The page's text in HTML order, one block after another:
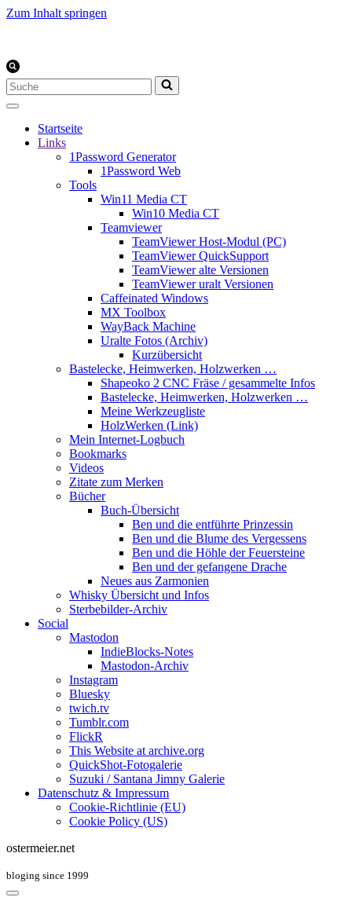
Zum Inhalt springen
Suchen
nach …
Startseite
Links
1Password Generator
1Password Web
Tools
Win11 Media CT
Win10 Media CT
Teamviewer
TeamViewer Host-Modul (PC)
TeamViewer QuickSupport
TeamViewer alte Versionen
TeamViewer uralt Versionen
Caffeinated Windows
MX Toolbox
WayBack Machine
Uralte Fotos (Archiv)
Kurzübersicht
Bastelecke, Heimwerken, Holzwerken …
Shapeoko 2 CNC Fräse / gesammelte Infos
Bastelecke, Heimwerken, Holzwerken …
Meine Werkzeugliste
HolzWerken (Link)
Mein Internet-Logbuch
Bookmarks
Videos
Zitate zum Merken
Bücher
Buch-Übersicht
Ben und die entführte Prinzessin
Ben und die Blume des Vergessens
Ben und die Höhle der Feuersteine
Ben und der gefangene Drache
Neues aus Zarmonien
Whisky Übersicht und Infos
Sterbebilder-Archiv
Social
Mastodon
IndieBlocks-Notes
Mastodon-Archiv
Instagram
Bluesky
twich.tv
Tumblr.com
FlickR
This Website at archive.org
QuickShot-Fotogalerie
Suzuki / Santana Jimny Galerie
Datenschutz & Impressum
Cookie-Richtlinie (EU)
Cookie Policy (US)
ostermeier.net
bloging since 1999